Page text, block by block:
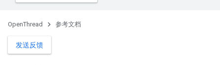
OpenThread 参考文档
发送反馈